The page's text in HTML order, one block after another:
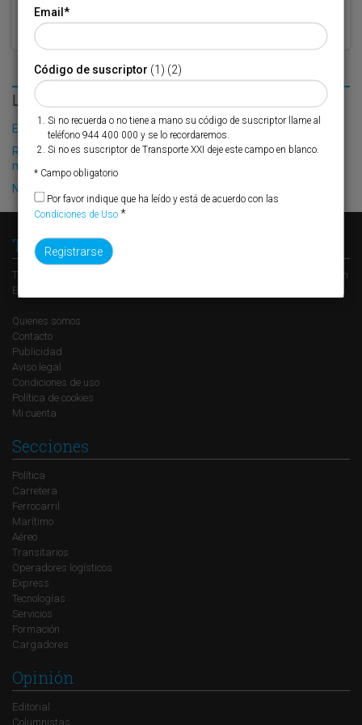
LO MÁS LEÍDO
El Puerto de Valencia crecerá en oferta ro-pax
Renfe ofrece la compra de slots por plataformas en su red
multicliente entre Valencia y Madrid-Abroñigal
Nuevo plazo para los accesos ferroviarios al puerto de Barcelona
Transporte XXI
Transporte XXI es el periódico de referencia del transporte y la logística en
España, perteneciente al Grupo XXI de Comunicación Empresarial.
Quienes somos
Contacto
Publicidad
Aviso legal
Condiciones de uso
Política de cookies
Mi cuenta
Secciones
Política
Carretera
Ferrocarril
Marítimo
Aéreo
Transitarios
Operadores logísticos
Express
Tecnologías
Servicios
Formación
Cargadores
Opinión
Editorial
Columnistas
Email*
Código de suscriptor (1) (2)
Si no recuerda o no tiene a mano su código de suscriptor llame al
teléfono 944 400 000 y se lo recordaremos.
Si no es suscriptor de Transporte XXI deje este campo en blanco.
* Campo obligatorio
Por favor indique que ha leído y está de acuerdo con las
Condiciones de Uso *